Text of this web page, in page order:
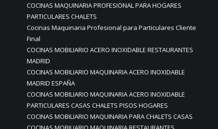
COCINAS MAQUINARIA PROFESIONAL PARA HOGARES
PARTICULARES CHALETS
Cocinas Maquinaria Profesional para Particulares Cliente
Final
COCINAS MOBILIARIO ACERO INOXIDABLE RESTAURANTES
MADRID
COCINAS MOBILIARIO MAQUINARIA ACERO INOXIDABLE
MADRID ESPAÑA
COCINAS MOBILIARIO MAQUINARIA ACERO INOXIDABLE
PARTICULARES CASAS CHALETS PISOS HOGARES
COCINAS MOBILIARIO MAQUINARIA PARA CHALETS CASAS